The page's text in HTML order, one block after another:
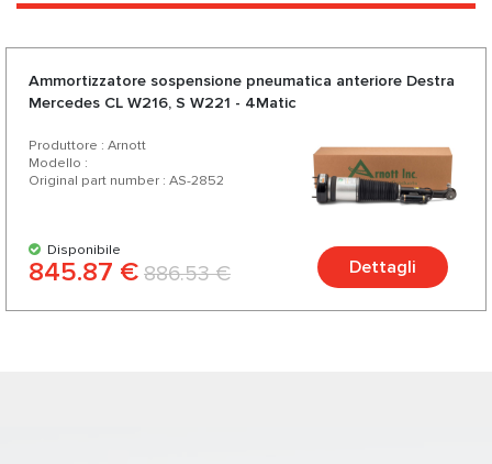
Ammortizzatore sospensione pneumatica anteriore Destra
Mercedes CL W216, S W221 - 4Matic
Produttore : Arnott
Modello :
Original part number : AS-2852
Disponibile
845.87 € 886.53 € Dettagli